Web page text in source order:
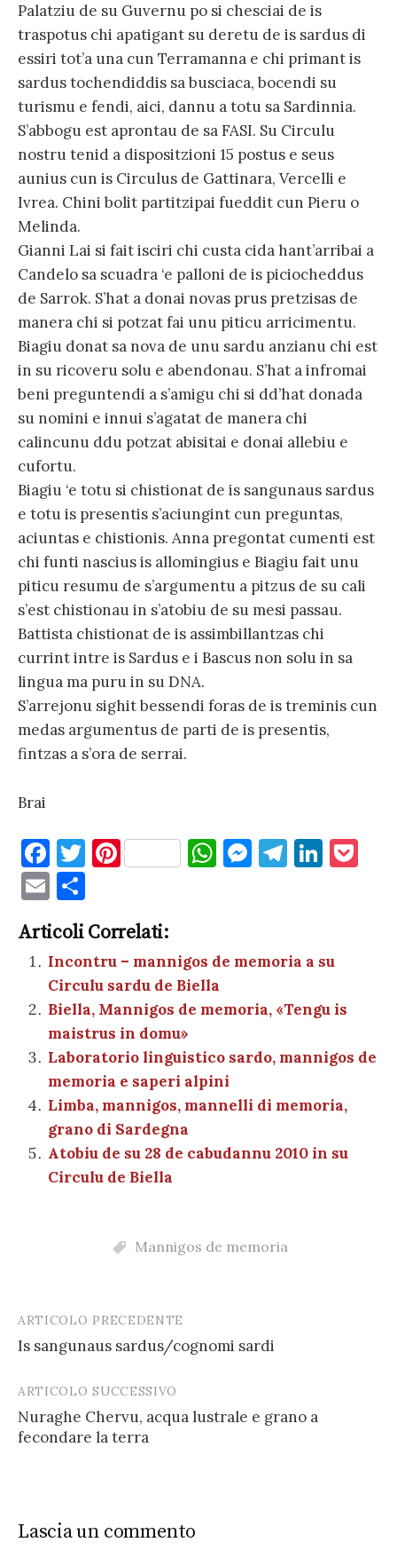
Palatziu de su Guvernu po si chesciai de is
traspotus chi apatigant su deretu de is sardus di
essiri tot’a una cun Terramanna e chi primant is
sardus tochendiddis sa busciaca, bocendi su
turismu e fendi, aici, dannu a totu sa Sardinnia.
S’abbogu est aprontau de sa FASI. Su Circulu
nostru tenid a dispositzioni 15 postus e seus
aunius cun is Circulus de Gattinara, Vercelli e
Ivrea. Chini bolit partitzipai fueddit cun Pieru o
Melinda.
Gianni Lai si fait isciri chi custa cida hant’arribai a
Candelo sa scuadra ‘e palloni de is piciocheddus
de Sarrok. S’hat a donai novas prus pretzisas de
manera chi si potzat fai unu piticu arricimentu.
Biagiu donat sa nova de unu sardu anzianu chi est
in su ricoveru solu e abendonau. S’hat a infromai
beni preguntendi a s’amigu chi si dd’hat donada
su nomini e innui s’agatat de manera chi
calincunu ddu potzat abisitai e donai allebiu e
cufortu.
Biagiu ‘e totu si chistionat de is sangunaus sardus
e totu is presentis s’aciungint cun preguntas,
aciuntas e chistionis. Anna pregontat cumenti est
chi funti nascius is allomingius e Biagiu fait unu
piticu resumu de s’argumentu a pitzus de su cali
s’est chistionau in s’atobiu de su mesi passau.
Battista chistionat de is assimbillantzas chi
currint intre is Sardus e i Bascus non solu in sa
lingua ma puru in su DNA.
S’arrejonu sighit bessendi foras de is treminis cun
medas argumentus de parti de is presentis,
fintzas a s’ora de serrai.
Brai
F
a
c
e
b
o
o
k
T
te
r
Pi
es
t
W
A
p
p
M
g
er
T
a
m
Li
dI
n
E
m
ai
l
n
di
vi
di
Articoli Correlati:
Incontru – mannigos de memoria a su
Circulu sardu de Biella
Biella, Mannigos de memoria, «Tengu is
maistrus in domu»
Laboratorio linguistico sardo, mannigos de
memoria e saperi alpini
Limba, mannigos, mannelli di memoria,
grano di Sardegna
Atobiu de su 28 de cabudannu 2010 in su
Circulu de Biella
Mannigos de memoria
Post
navigation
ARTICOLO PRECEDENTE
Is sangunaus sardus/cognomi sardi
ARTICOLO SUCCESSIVO
Nuraghe Chervu, acqua lustrale e grano a
fecondare la terra
Lascia un commento